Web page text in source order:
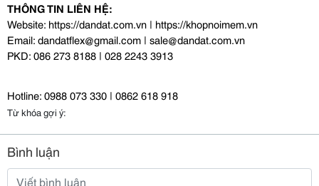
THÔNG TIN LIÊN HỆ:
Website: https://dandat.com.vn | https://khopnoimem.vn
Email: dandatflex@gmail.com | sale@dandat.com.vn
PKD: 086 273 8188 | 028 2243 3913
Hotline: 0988 073 330 | 0862 618 918
Từ khóa gợi ý:
Bình luận